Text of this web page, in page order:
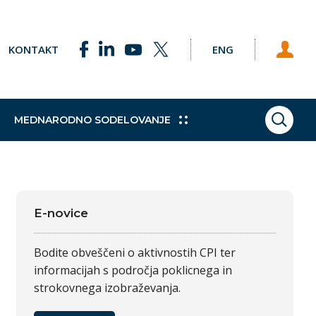
ENG
KONTAKT
MEDNARODNO SODELOVANJE
Svetu EUE-novice
Bodite obveščeni o aktivnostih CPI ter
informacijah s področja poklicnega in
strokovnega izobraževanja.